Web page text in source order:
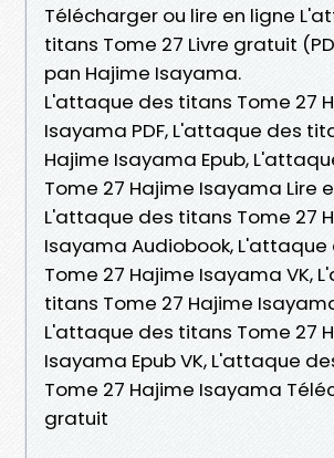
Télécharger ou lire en ligne
titans Tome 27 Livre gratuit
pan Hajime Isayama.
L'attaque des titans Tome 27
Isayama PDF, L'attaque des
Hajime Isayama Epub,
Tome 27 Hajime Isayama Lire
L'attaque des titans Tome 27
Isayama Audiobook,
Tome 27 Hajime Isayama VK,
titans Tome 27 Hajime
L'attaque des titans Tome 27
Isayama Epub VK, L'attaque
Tome 27 Hajime Isayama
gratuit